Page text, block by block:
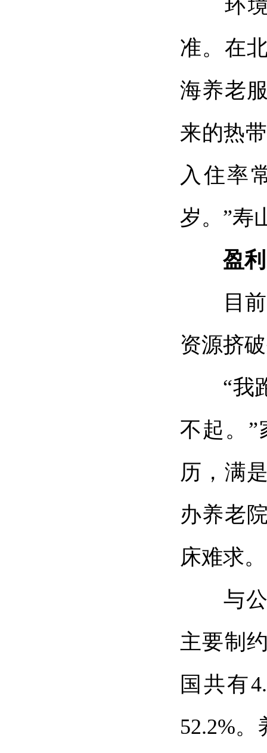
环境
准。在
海养老
来的热
入住率
岁。”寿
盈
目前
资源挤
“我跑
不起。”
历，满
办养老
床难求。
与公
主要制
国共有
52.2%